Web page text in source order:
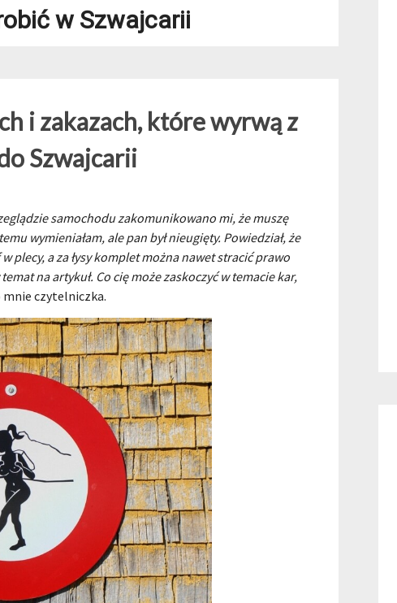
w Szwajcarii
i zakazach, które wyrwą z
Szwajcarii
samochodu zakomunikowano mi, że muszę
wymieniałam, ale pan był nieugięty. Powiedział, że
plecy, a za łysy komplet można nawet stracić prawo
na artykuł. Co cię może zaskoczyć w temacie kar,
mnie czytelniczka.